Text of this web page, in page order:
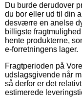
Du burde derudover
du bor eller ud til din
desværre en anelse
billigste
hente produkterne,
e-forretningens lager.
Fragtperioden på
udslagsgivende når
så derfor er det
estimerede